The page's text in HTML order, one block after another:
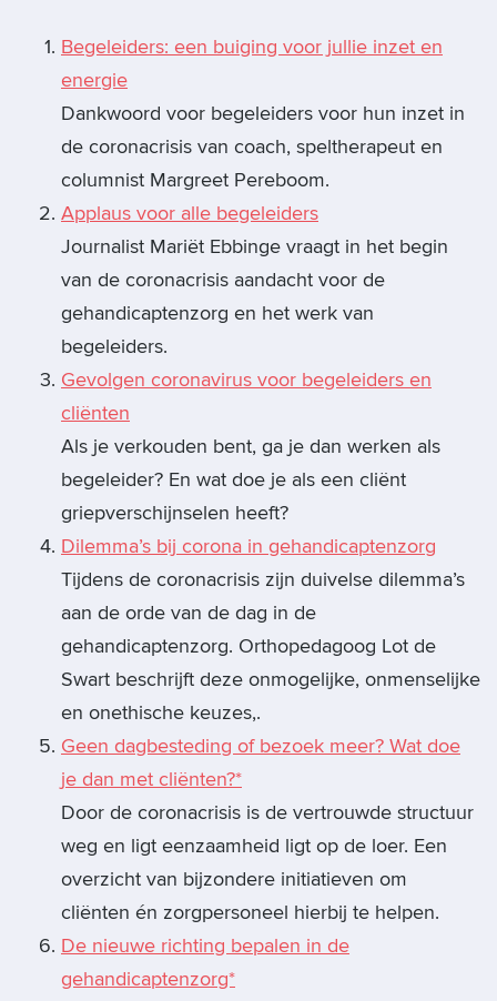
Begeleiders: een buiging voor jullie inzet en
energie
Dankwoord voor begeleiders voor hun inzet in
de coronacrisis van coach, speltherapeut en
columnist Margreet Pereboom.
Applaus voor alle begeleiders
Journalist Mariët Ebbinge vraagt in het begin
van de coronacrisis aandacht voor de
gehandicaptenzorg en het werk van
begeleiders.
Gevolgen coronavirus voor begeleiders en
cliënten
Als je verkouden bent, ga je dan werken als
begeleider? En wat doe je als een cliënt
griepverschijnselen heeft?
Dilemma’s bij corona in gehandicaptenzorg
Tijdens de coronacrisis zijn duivelse dilemma’s
aan de orde van de dag in de
gehandicaptenzorg. Orthopedagoog Lot de
Swart beschrijft deze onmogelijke, onmenselijke
en onethische keuzes,.
Geen dagbesteding of bezoek meer? Wat doe
je dan met cliënten?*
Door de coronacrisis is de vertrouwde structuur
weg en ligt eenzaamheid ligt op de loer. Een
overzicht van bijzondere initiatieven om
cliënten én zorgpersoneel hierbij te helpen.
De nieuwe richting bepalen in de
gehandicaptenzorg*